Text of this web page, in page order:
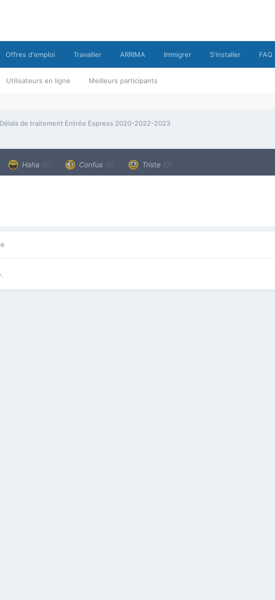
Utilisateurs en ligne Meilleurs participants
Offres d'emploi Travailler ARRIMA Immigrer S'installer FAQ
Délais de traitement Entrée Express 2020-2022-2023
Haha (0) Confus (0) Triste (0)